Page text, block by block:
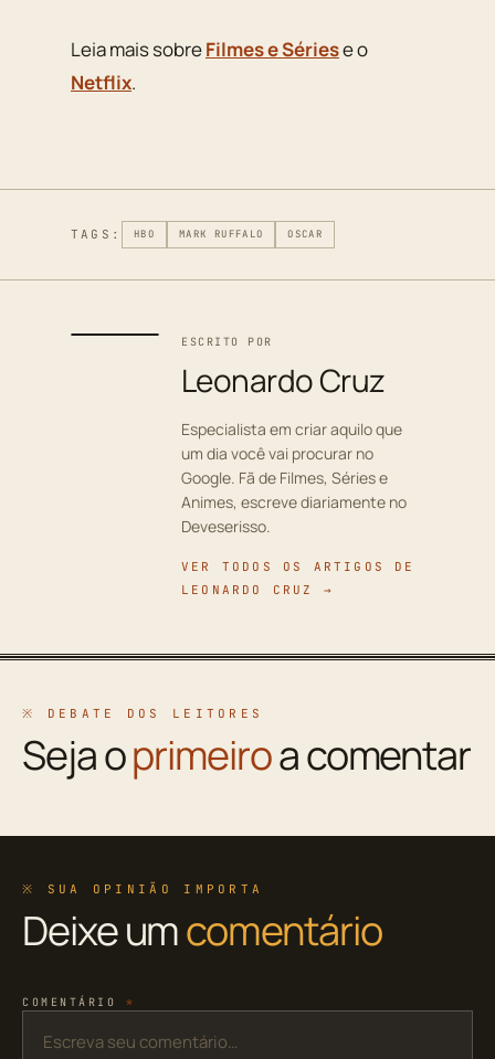
Leia mais sobreFilmes e Sériese o
Netflix.
TAGS: HBO MARK RUFFALO OSCAR
ESCRITO POR
Leonardo Cruz
Especialista em criar aquilo que
um dia você vai procurar no
Google. Fã de Filmes, Séries e
Animes, escreve diariamente no
Deveserisso.
VER TODOS OS ARTIGOS DE
LEONARDO CRUZ →
※ DEBATE DOS LEITORES
Seja oprimeiroa comentar
※ SUA OPINIÃO IMPORTA
Deixe umcomentário
COMENTÁRIO *